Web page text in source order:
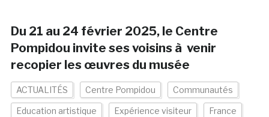
Du 21 au 24 février 2025, le Centre
Pompidou invite ses voisins à venir
recopier les œuvres du musée
ACTUALITÉS Centre Pompidou Communautés
Education artistique Expérience visiteur France